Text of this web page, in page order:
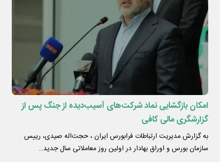
امکان بازگشایی نماد شرکت‌های آسیب‌دیده از جنگ پس از
گزارشگری مالی کافی
به گزارش مدیریت ارتباطات فرابورس ایران ، حجت‌اله صیدی، رییس
سازمان بورس و اوراق بهادار در اولین روز معاملاتی سال جدید…